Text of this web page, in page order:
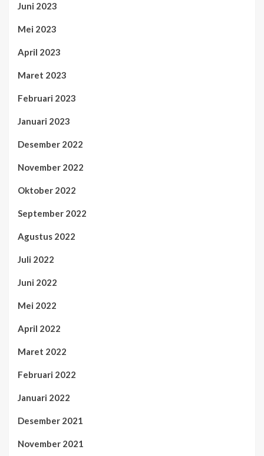
Juni 2023
Mei 2023
April 2023
Maret 2023
Februari 2023
Januari 2023
Desember 2022
November 2022
Oktober 2022
September 2022
Agustus 2022
Juli 2022
Juni 2022
Mei 2022
April 2022
Maret 2022
Februari 2022
Januari 2022
Desember 2021
November 2021